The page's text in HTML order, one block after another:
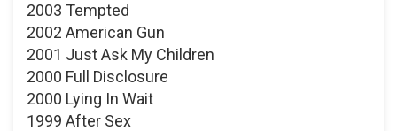
2003 Tempted
2002 American Gun
2001 Just Ask My Children
2000 Full Disclosure
2000 Lying In Wait
1999 After Sex